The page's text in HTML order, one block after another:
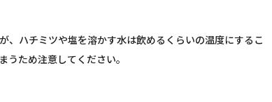
、ハチミツや塩を溶かす水は飲めるくらいの温度にするこ
うため注意してください。